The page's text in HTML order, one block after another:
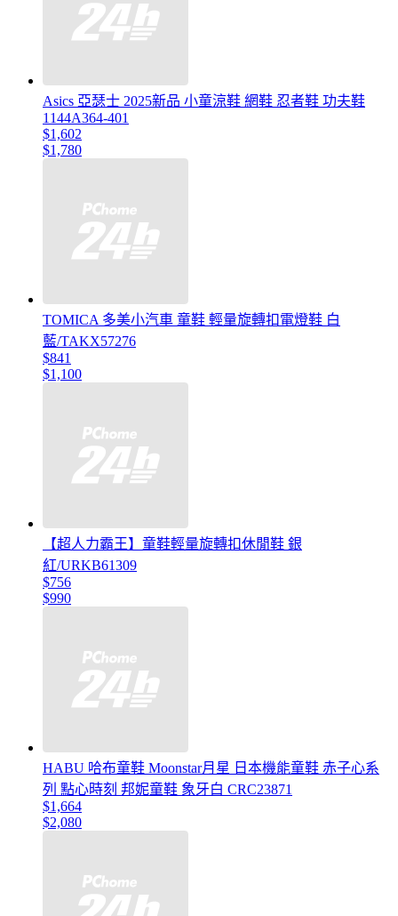
Asics 亞瑟士 2025新品 小童涼鞋 網鞋 忍者鞋 功夫鞋
1144A364-401
$1,602
$1,780
TOMICA 多美小汽車 童鞋 輕量旋轉扣電燈鞋 白
藍/TAKX57276
$841
$1,100
【超人力霸王】童鞋輕量旋轉扣休閒鞋 銀
紅/URKB61309
$756
$990
HABU 哈布童鞋 Moonstar月星 日本機能童鞋 赤子心系
列 點心時刻 邦妮童鞋 象牙白 CRC23871
$1,664
$2,080